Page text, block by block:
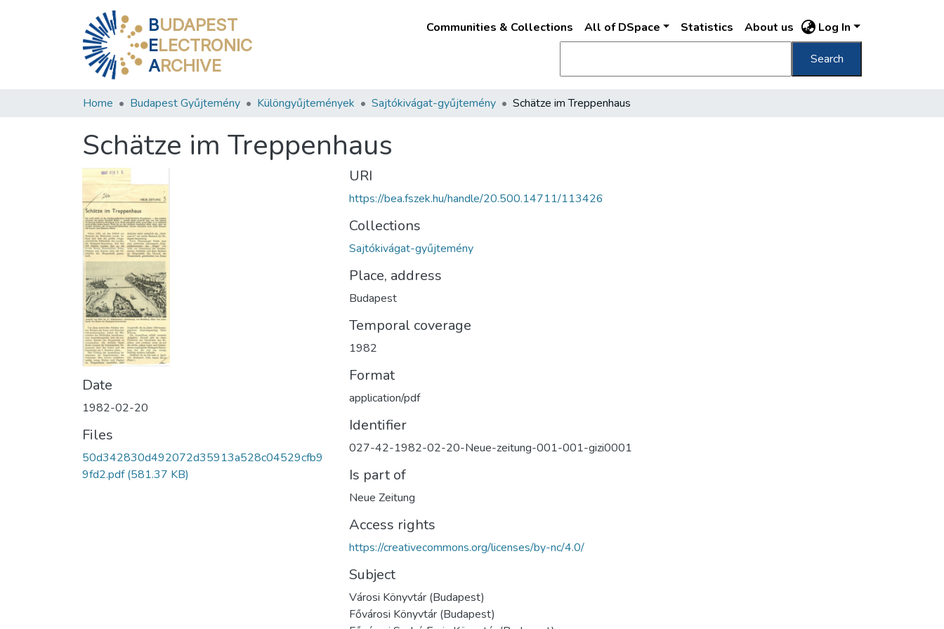
BUDAPEST
ELECTRONIC
ARCHIVE
Communities & Collections All of DSpace Statistics About us Log In
Search
Home Budapest Gyűjtemény Különgyűjtemények Sajtókivágat-gyűjtemény Schätze im Treppenhaus
Schätze im Treppenhaus
Date
1982-02-20
Files
50d342830d492072d35913a528c04529cfb9
9fd2.pdf(581.37 KB)
URI
https://bea.fszek.hu/handle/20.500.14711/113426
Collections
Sajtókivágat-gyűjtemény
Place, address
Budapest
Temporal coverage
1982
Format
application/pdf
Identifier
027-42-1982-02-20-Neue-zeitung-001-001-gizi0001
Is part of
Neue Zeitung
Access rights
https://creativecommons.org/licenses/by-nc/4.0/
Subject
Városi Könyvtár (Budapest)
Fővárosi Könyvtár (Budapest)